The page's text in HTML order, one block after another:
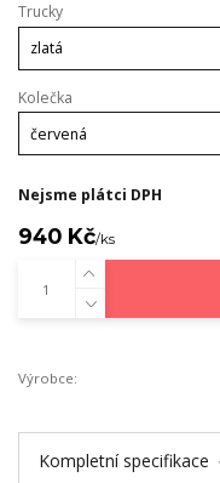
Trucky
Kolečka
Nejsme plátci DPH
940 Kč/ks
Výrobce:
Kompletní specifikace